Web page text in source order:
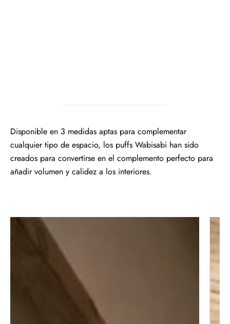
Disponible en 3 medidas aptas para complementar
cualquier tipo de espacio, los puffs Wabisabi han sido
creados para convertirse en el complemento perfecto para
añadir volumen y calidez a los interiores.